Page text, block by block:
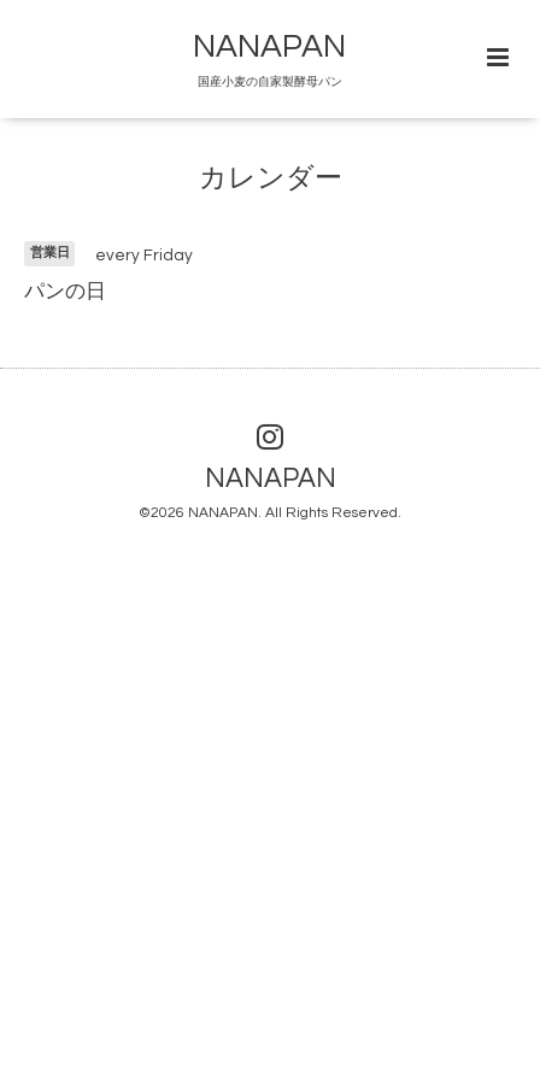
NANAPAN
国産小麦の自家製酵母パン
カレンダー
営業日 every Friday
パンの日
NANAPAN
©2026 NANAPAN. All Rights Reserved.